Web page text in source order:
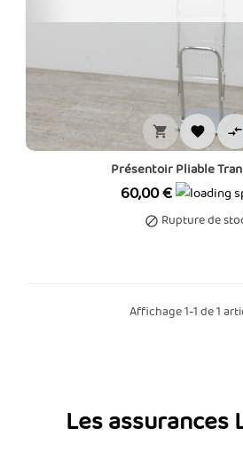
  
Présentoir Pliable
Prix
60,00 €
 Rupture de
Affichage 1-1 de 1
Les assurances